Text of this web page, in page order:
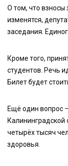
О том, что взносы
изменятся,
заседания.
Кроме того,
студентов. Речь
Билет будет
Ещё один вопрос
Калининградской
четырёх тысяч
здоровья.